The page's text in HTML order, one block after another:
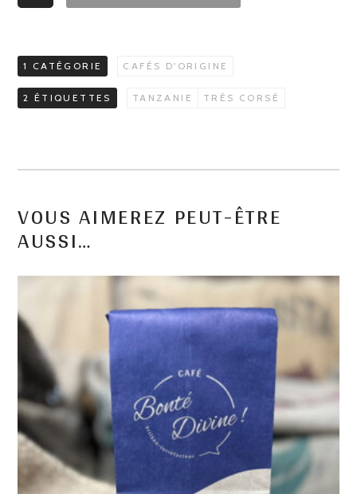
de
noir
1 CATÉGORIE CAFÉS D'ORIGINE
2 ÉTIQUETTES TANZANIE TRÈS CORSÉ
VOUS AIMEREZ PEUT-ÊTRE
AUSSI…